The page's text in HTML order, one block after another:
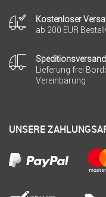
Kostenloser
ab 200 EUR
Speditionsversand
Lieferung frei
Vereinbarung
UNSERE